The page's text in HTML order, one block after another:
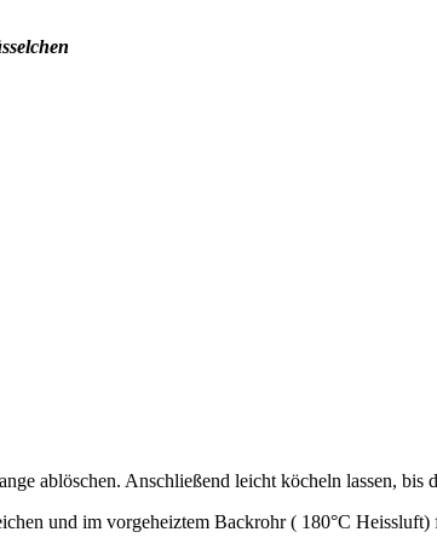
ablöschen. Anschließend leicht köcheln lassen, bis
und im vorgeheiztem Backrohr ( 180°C